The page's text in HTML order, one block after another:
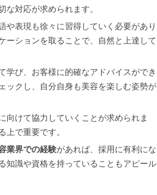
対応が求められます。
や表現も徐々に習得していく必要があり
ーションを取ることで、自然と上達して
学び、お客様に的確なアドバイスができ
ックし、自分自身も美容を楽しむ姿勢が
向けて協力していくことが求められま
で重要です。
業界での経験があれば、採用に有利にな
知識や資格を持っていることもアピール